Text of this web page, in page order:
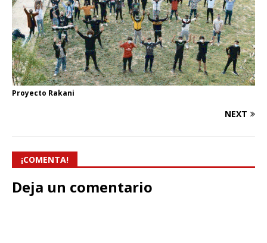
Proyecto Rakani
NEXT
¡COMENTA!
Deja un comentario